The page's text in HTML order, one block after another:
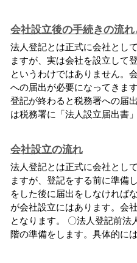
会社設立後の手続きの流
法人登記とは正式に会社とし
ますが、実は会社を設立して
というわけではありません。
への届出が必要になってきま
登記が終わると税務署への届
は税務署に「法人設立届出書
会社設立の流れ
法人登記とは正式に会社とし
ますが、登記をする前に準備
をした後に届出をしなければ
が会社設立にはあります。会
となります。 〇法人登記前法
階の準備をします。具体的に